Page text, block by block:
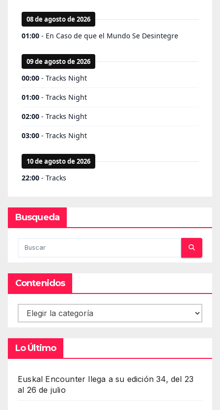
Busqueda
Contenidos
Contenidos
Lo Último
Euskal Encounter llega a su edición 34, del 23
al 26 de julio